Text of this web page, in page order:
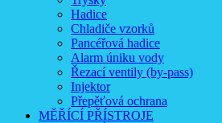
Hadice
Chladiče vzorků
Pancéřová hadice
Alarm úniku vody
Řezací ventily (by-pass)
Injektor
Přepěťová ochrana
MĚŘÍCÍ PŘÍSTROJE